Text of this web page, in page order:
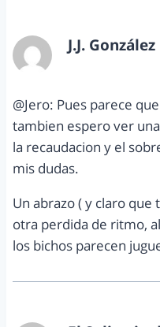
J.J.
@Jero: Pues parece
tambien espero ver
la recaudacion y el
mis dudas.
Un abrazo ( y claro
otra perdida de ritmo,
los bichos parecen